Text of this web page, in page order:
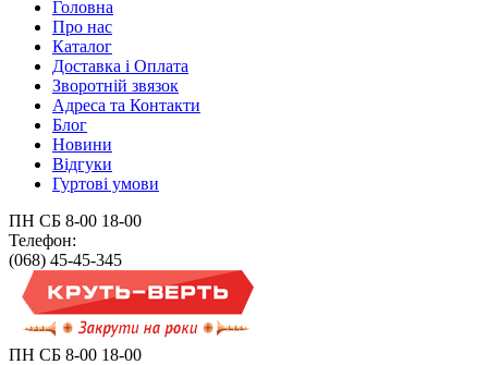
Головна
Про нас
Каталог
Доставка і Оплата
Зворотній звязок
Адреса та Контакти
Блог
Новини
Відгуки
Гуртові умови
ПН СБ 8-00 18-00
Телефон:
(068) 45-45-345
ПН СБ 8-00 18-00